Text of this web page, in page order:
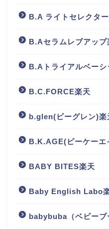
B.A ライトセレクタ
B.Aセラムレブアップ
B.Aトライアルベーシ
B.C.FORCE楽天
b.glen(ビーグレン)楽
B.K.AGE(ビーケーエ
BABY BITES楽天
Baby English Labo
babybuba（ベビーブ